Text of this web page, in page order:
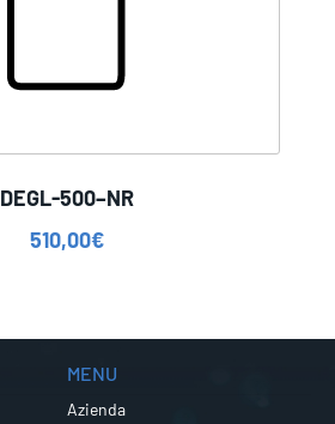
DEGL-500–NR
510,00€
MENU
Azienda